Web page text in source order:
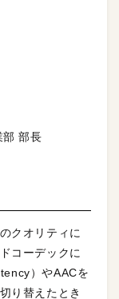
部 部長
クオリティに
コーデックに
）やAACを
り替えたとき